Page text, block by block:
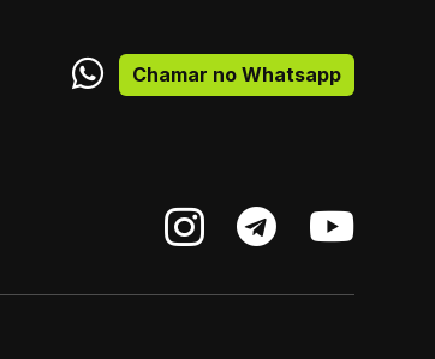
Chamar no Whatsapp